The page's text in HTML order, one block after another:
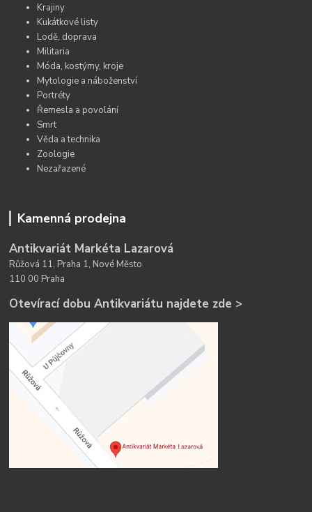
Krajiny
Kukátkové listy
Lodě, doprava
Militaria
Móda, kostýmy, kroje
Mytologie a náboženství
Portréty
Řemesla a povolání
Smrt
Věda a technika
Zoologie
Nezařazené
Kamenná prodejna
Antikvariát Markéta Lazarová
Růžová 11, Praha 1, Nové Město
110 00 Praha
Otevírací dobu Antikvariátu najdete zde >